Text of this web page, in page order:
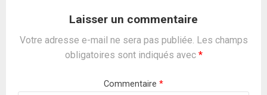
Laisser un commentaire
Votre adresse e-mail ne sera pas publiée. Les champs
obligatoires sont indiqués avec *
Commentaire *